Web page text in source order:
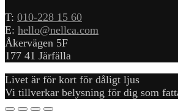
T: 010-228 15 60
E: hello@nellca.com
Åkervägen 5F
177 41 Järfälla
Livet är för kort för dåligt ljus
Vi tillverkar belysning för dig som